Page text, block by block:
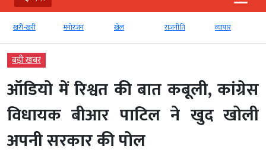
खरी-खरी मनोरंजन खेल राजनीति व्‍यापार
बड़ी खबर
ऑडियो में रिश्वत की बात कबूली, कांग्रेस
विधायक बीआर पाटिल ने खुद खोली
अपनी सरकार की पोल